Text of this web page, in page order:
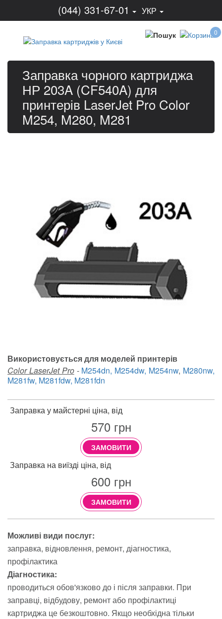
(044) 331-67-01 УКР
0
Заправка чорного картриджа
НР 203A (CF540A) для
принтерів LaserJet Pro Color
M254, M280, M281
Використовується для моделей принтерів
Color LaserJet Pro- M254dn, M254dw, M254nw, M280nw,
M281fw, M281fdw, M281fdn
Заправка у майстерні ціна, від
570грн
ЗАМОВИТИ
Заправка на виїзді ціна, від
600грн
ЗАМОВИТИ
Можливі види послуг:
заправка відновлення ремонт діагностика
профілактика
Діагностика:
проводиться обов'язково до і після заправки. При
заправці, відбудову, ремонт або профілактиці
картриджа це безкоштовно. Якщо необхідна тільки